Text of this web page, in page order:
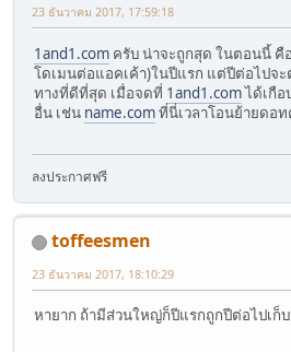
jukkit191
23 ธันวาคม 2017, 17:59:18
1and1.comครับ น่าจะถูกสุด ในตอนนี้ คือ
ทางที่ดีที่สุด เมื่อจดที่
อื่น เช่นname.com
ลงประกาศฟรี
toffeesmen